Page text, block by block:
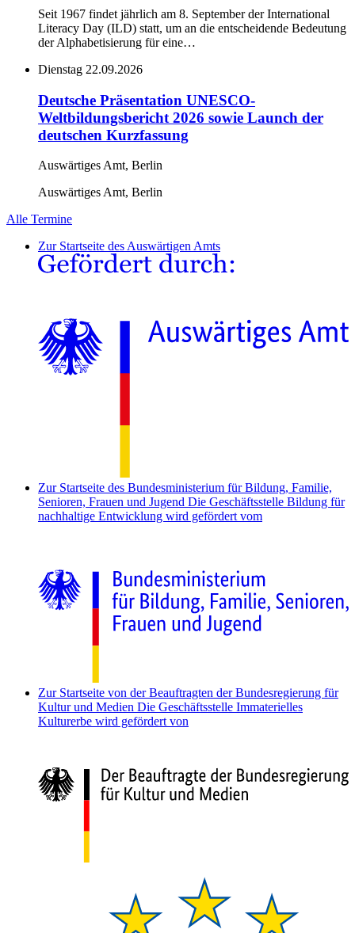
Seit 1967 findet jährlich am 8. September der International
Literacy Day (ILD) statt, um an die entscheidende Bedeutung
der Alphabetisierung für eine…
Dienstag 22.09.2026
Deutsche Präsentation UNESCO-
Weltbildungsbericht 2026 sowie Launch der
deutschen Kurzfassung
Auswärtiges Amt, Berlin
Auswärtiges Amt, Berlin
Alle Termine
Zur Startseite des Auswärtigen Amts
Zur Startseite des Bundesministerium für Bildung, Familie,
Senioren, Frauen und Jugend Die Geschäftsstelle Bildung für
nachhaltige Entwicklung wird gefördert vom
Zur Startseite von der Beauftragten der Bundesregierung für
Kultur und Medien Die Geschäftsstelle Immaterielles
Kulturerbe wird gefördert von